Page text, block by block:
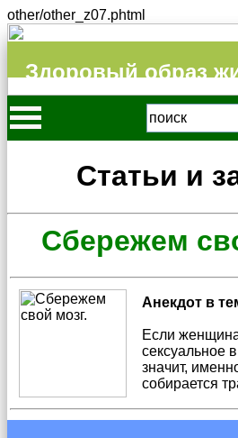
other/other_z07.phtml
Здоровый образ
Статьи и
Сбережем
Анекдот в
Если
сексуальное
значит,
собирается